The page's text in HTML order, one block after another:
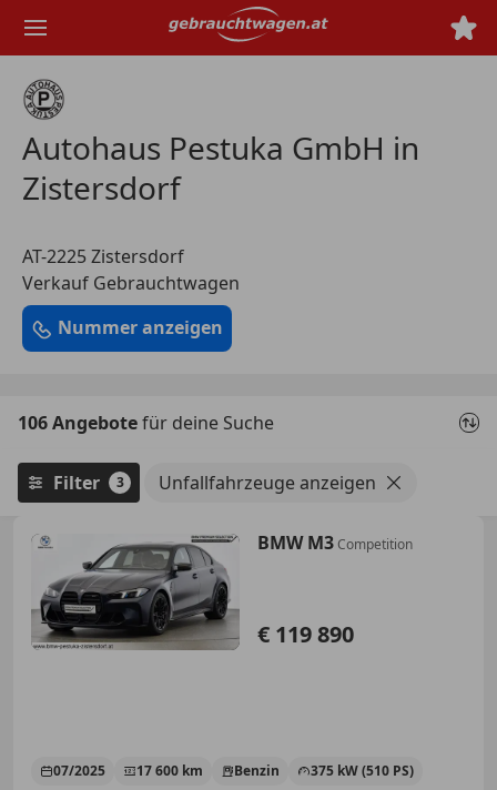
Hauptinhalt
Autohaus Pestuka GmbH in
Zistersdorf
AT-2225 Zistersdorf
Verkauf Gebrauchtwagen
Nummer anzeigen
106 Angebotefür deine Suche
Filter 3 Unfallfahrzeuge anzeigen
BMW M3Competition
€ 119 890
07/2025 17 600 km Benzin
375 kW (510 PS)